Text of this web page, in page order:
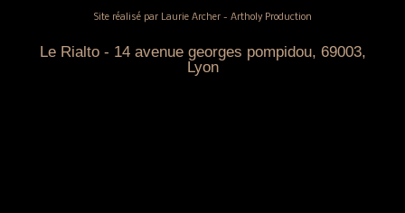
Site réalisé par Laurie Archer - Artholy Production
Le Rialto - 14 avenue georges pompidou, 69003,
Lyon